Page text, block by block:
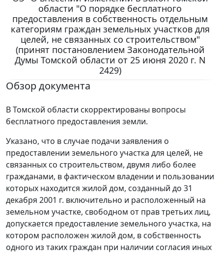
области "О порядке бесплатного
предоставления в собственность отдельным
категориям граждан земельных участков для
целей, не связанных со строительством"
(принят постановлением Законодательной
Думы Томской области от 25 июня 2020 г. N
2429)
Обзор документа
В Томской области скорректированы вопросы
бесплатного предоставления земли.
Указано, что в случае подачи заявления о
предоставлении земельного участка для целей, не
связанных со строительством, двумя либо более
гражданами, в фактическом владении и пользовании
которых находится жилой дом, созданный до 31
декабря 2001 г. включительно и расположенный на
земельном участке, свободном от прав третьих лиц,
допускается предоставление земельного участка, на
котором расположен жилой дом, в собственность
одного из таких граждан при наличии согласия иных